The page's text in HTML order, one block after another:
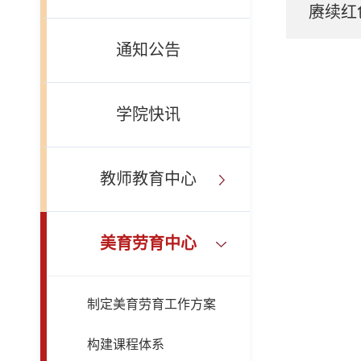
通知公告
学院快讯
教师教育中心
美育劳育中心
制定美育劳育工作方案
构建课程体系
赓续